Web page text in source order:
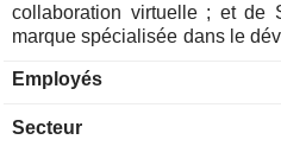
collaboration virtuelle ; et de
marque spécialisée dans le
plateforme AGNT offre
indépendants, aux
Employés
Secteur